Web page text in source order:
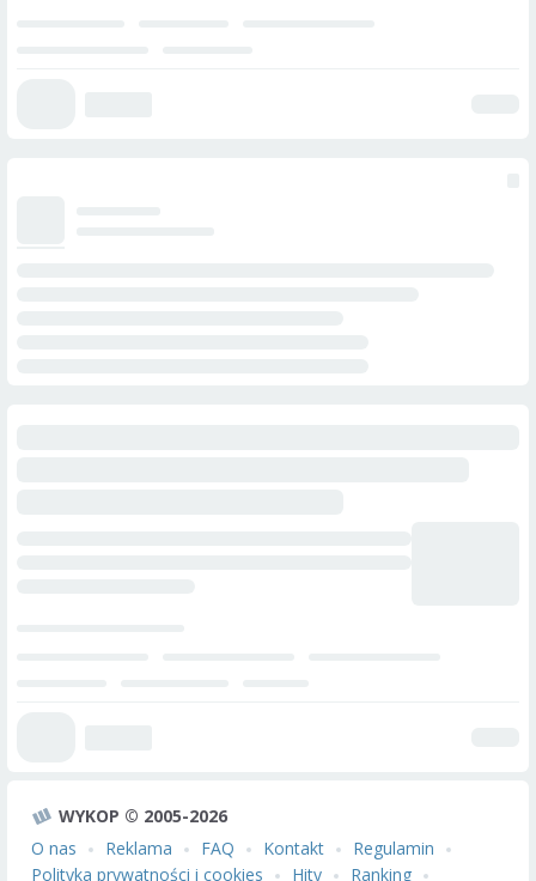
WYKOP © 2005-2026
O nas
Reklama FAQ Kontakt
Regulamin
Polityka prywatności i cookies
Hity Ranking